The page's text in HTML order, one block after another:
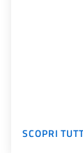
SCOPRI